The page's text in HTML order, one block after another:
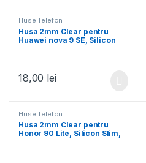
Huse Telefon
Husa 2mm Clear pentru
Huawei nova 9 SE, Silicon
18,00 lei
Huse Telefon
Husa 2mm Clear pentru
Honor 90 Lite, Silicon Slim,